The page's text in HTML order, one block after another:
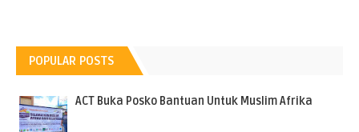
POPULAR POSTS
ACT Buka Posko Bantuan Untuk Muslim Afrika